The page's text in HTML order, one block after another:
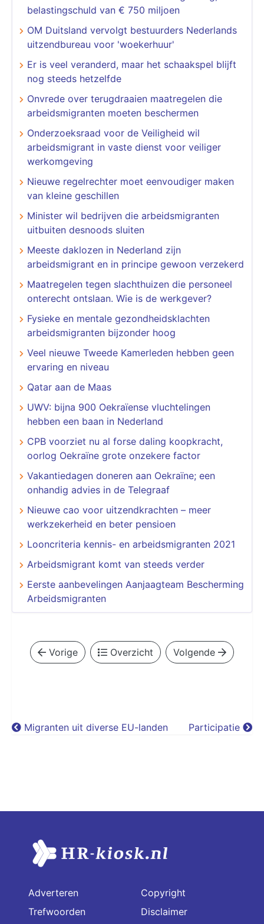
belastingschuld van € 750 miljoen
OM Duitsland vervolgt bestuurders Nederlands
uitzendbureau voor 'woekerhuur'
Er is veel veranderd, maar het schaakspel blijft
nog steeds hetzelfde
Onvrede over terugdraaien maatregelen die
arbeidsmigranten moeten beschermen
Onderzoeksraad voor de Veiligheid wil
arbeidsmigrant in vaste dienst voor veiliger
werkomgeving
Nieuwe regelrechter moet eenvoudiger maken
van kleine geschillen
Minister wil bedrijven die arbeidsmigranten
uitbuiten desnoods sluiten
Meeste daklozen in Nederland zijn
arbeidsmigrant en in principe gewoon verzekerd
Maatregelen tegen slachthuizen die personeel
onterecht ontslaan. Wie is de werkgever?
Fysieke en mentale gezondheidsklachten
arbeidsmigranten bijzonder hoog
Veel nieuwe Tweede Kamerleden hebben geen
ervaring en niveau
Qatar aan de Maas
UWV: bijna 900 Oekraïense vluchtelingen
hebben een baan in Nederland
CPB voorziet nu al forse daling koopkracht,
oorlog Oekraïne grote onzekere factor
Vakantiedagen doneren aan Oekraïne; een
onhandig advies in de Telegraaf
Nieuwe cao voor uitzendkrachten – meer
werkzekerheid en beter pensioen
Looncriteria kennis- en arbeidsmigranten 2021
Arbeidsmigrant komt van steeds verder
Eerste aanbevelingen Aanjaagteam Bescherming
Arbeidsmigranten
Vorige Overzicht Volgende
Migranten uit diverse EU-landen Participatie
Adverteren
Trefwoorden
Copyright
Disclaimer